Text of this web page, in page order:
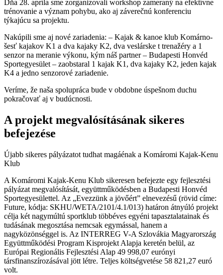
Dňa 28. apríla sme zorganizovali workshop zameraný na efektívne
trénovanie a význam pohybu, ako aj záverečnú konferenciu
týkajúcu sa projektu.
Nakúpili sme aj nové zariadenia: – Kajak & kanoe klub Komárno-
šesť kajakov K1 a dva kajaky K2, dva veslárske t trenažéry a 1
senzor na meranie výkonu, kým náš partner – Budapesti Honvéd
Sportegyesület – zaobstaral 1 kajak K1, dva kajaky K2, jeden kajak
K4 a jedno senzorové zariadenie.
Veríme, že naša spolupráca bude v obdobne úspešnom duchu
pokračovať aj v budúcnosti.
A projekt megvalósításának sikeres
befejezése
Újabb sikeres pályázatot tudhat magáénak a Komáromi Kajak-Kenu
Klub
A Komáromi Kajak-Kenu Klub sikeresen befejezte egy fejlesztési
pályázat megvalósítását, együttműködésben a Budapesti Honvéd
Sportegyesülettel. Az „Evezzünk a jövőért” elnevezésű (rövid címe:
Future, kódja: SKHU/WETA/2101/4.1/013) határon átnyúló projekt
célja két nagymúltú sportklub többéves egyéni tapasztalatainak és
tudásának megosztása nemcsak egymással, hanem a
nagyközönséggel is. Az INTERREG V-A Szlovákia Magyarország
Együttműködési Program Kisprojekt Alapja keretén belül, az
Európai Regionális Fejlesztési Alap 49 998,07 eurónyi
társfinanszírozásával jött létre. Teljes költségvetése 58 821,27 euró
volt.